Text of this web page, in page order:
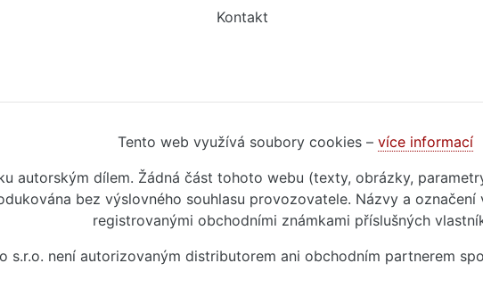
Kontakt
Tento web využívá soubory cookies – více informací
autorským dílem. Žádná část tohoto webu (texty, obrázky,
bez výslovného souhlasu provozovatele. Názvy a
registrovanými obchodními známkami příslušných
s.r.o. není autorizovaným distributorem ani obchodním partnerem